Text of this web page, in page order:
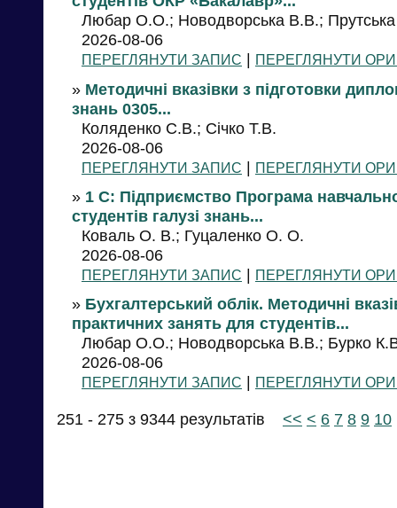
Любар О.О.; Новодворська В.В.;
2026-08-06
ПЕРЕГЛЯНУТИ ЗАПИС | ПЕРЕГЛЯНУТИ
» Методичні вказівки з підготовки
знань 0305...
Коляденко С.В.; Січко Т.В.
2026-08-06
ПЕРЕГЛЯНУТИ ЗАПИС | ПЕРЕГЛЯНУТИ
» 1 С: Підприємство Програма
студентів галузі знань...
Коваль О. В.; Гуцаленко О. О.
2026-08-06
ПЕРЕГЛЯНУТИ ЗАПИС | ПЕРЕГЛЯНУТИ
» Бухгалтерський облік. Методичні
практичних занять для студентів...
Любар О.О.; Новодворська В.В.; Бурко
2026-08-06
ПЕРЕГЛЯНУТИ ЗАПИС | ПЕРЕГЛЯНУТИ
251 - 275 з 9344 результатів << < 6 7 8 9 10